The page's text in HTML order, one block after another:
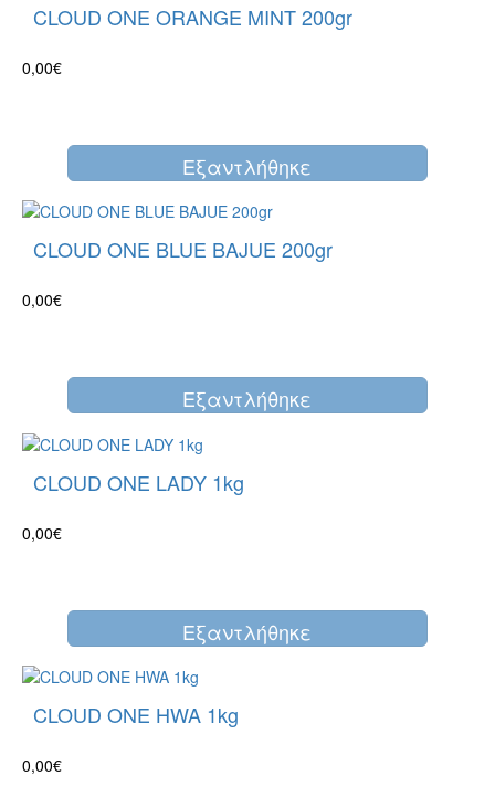
CLOUD ONE ORANGE MINT 200gr
0,00€
Eξαντλήθηκε
CLOUD ONE BLUE BAJUE 200gr
0,00€
Eξαντλήθηκε
CLOUD ONE LADY 1kg
0,00€
Eξαντλήθηκε
CLOUD ONE HWA 1kg
0,00€